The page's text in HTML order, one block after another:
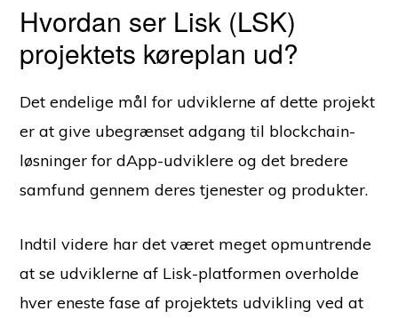
Hvordan ser Lisk (LSK)
projektets køreplan ud?
Det endelige mål for udviklerne af dette projekt
er at give ubegrænset adgang til blockchain-
løsninger for dApp-udviklere og det bredere
samfund gennem deres tjenester og produkter.
Indtil videre har det været meget opmuntrende
at se udviklerne af Lisk-platformen overholde
hver eneste fase af projektets udvikling ved at